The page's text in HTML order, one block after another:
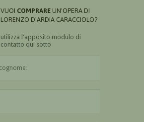
VUOI COMPRARE UN'OPERA DI
LORENZO D'ARDIA CARACCIOLO?
utilizza l'apposito modulo di
contatto qui sotto